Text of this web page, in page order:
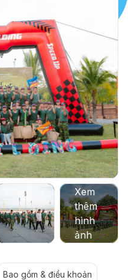
Bao gồm & điều khoản